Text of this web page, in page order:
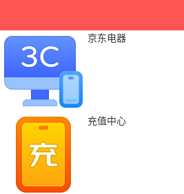
京东电器
充值中心